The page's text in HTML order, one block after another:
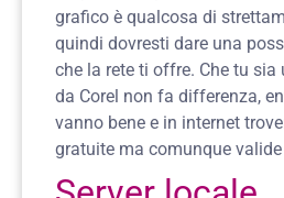
grafico è qualcosa di
quindi dovresti dare una
che la rete ti offre. Che tu sia
da Corel non fa differenza,
vanno bene e in internet
gratuite ma comunque valide